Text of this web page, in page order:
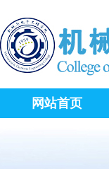
网站首页